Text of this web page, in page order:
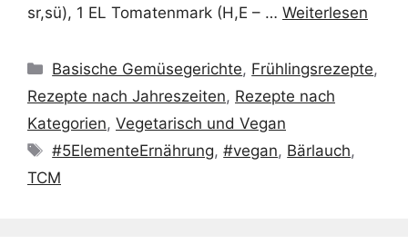
sr,sü), 1 EL Tomatenmark (H,E – … Weiterlesen
Kategorien
Basische Gemüsegerichte, Frühlingsrezepte,
Rezepte nach Jahreszeiten, Rezepte nach
Kategorien, Vegetarisch und Vegan
Schlagwörter
#5ElementeErnährung,#vegan, Bärlauch,
TCM